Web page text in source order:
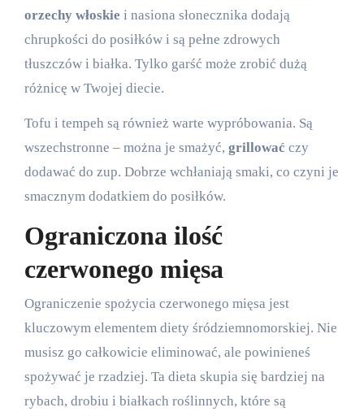
orzechy włoskie i nasiona słonecznika dodają
chrupkości do posiłków i są pełne zdrowych
tłuszczów i białka. Tylko garść może zrobić dużą
różnicę w Twojej diecie.
Tofu i tempeh są również warte wypróbowania. Są
wszechstronne – można je smażyć, grillować czy
dodawać do zup. Dobrze wchłaniają smaki, co czyni je
smacznym dodatkiem do posiłków.
Ograniczona ilość
czerwonego mięsa
Ograniczenie spożycia czerwonego mięsa jest
kluczowym elementem diety śródziemnomorskiej. Nie
musisz go całkowicie eliminować, ale powinieneś
spożywać je rzadziej. Ta dieta skupia się bardziej na
rybach, drobiu i białkach roślinnych, które są